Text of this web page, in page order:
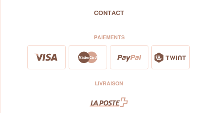
CONTACT
PAIEMENTS
LIVRAISON